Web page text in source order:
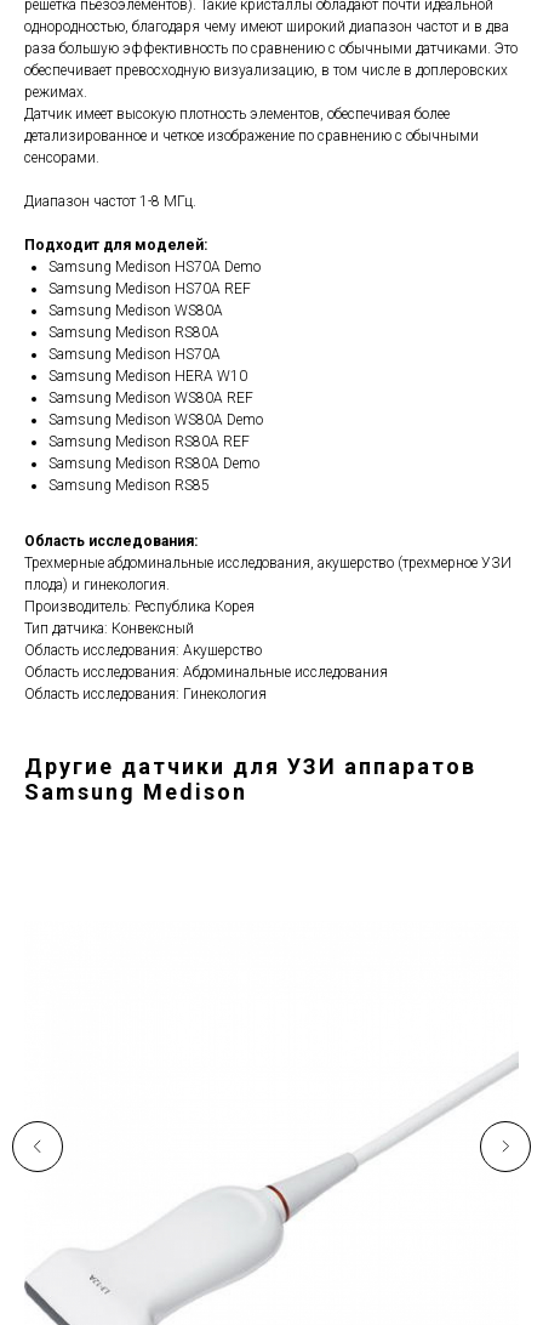
решетка пьезоэлементов). Такие кристаллы обладают почти идеальной
однородностью, благодаря чему имеют широкий диапазон частот и в два
раза большую эффективность по сравнению с обычными датчиками. Это
обеспечивает превосходную визуализацию, в том числе в доплеровских
режимах.
Датчик имеет высокую плотность элементов, обеспечивая более
детализированное и четкое изображение по сравнению с обычными
сенсорами.
Диапазон частот 1-8 МГц.
Подходит для моделей:
Samsung Medison HS70A Demo
Samsung Medison HS70A REF
Samsung Medison WS80A
Samsung Medison RS80A
Samsung Medison HS70A
Samsung Medison HERA W10
Samsung Medison WS80A REF
Samsung Medison WS80A Demo
Samsung Medison RS80A REF
Samsung Medison RS80A Demo
Samsung Medison RS85
Область исследования:
Трехмерные абдоминальные исследования, акушерство (трехмерное УЗИ
плода) и гинекология.
Производитель: Республика Корея
Тип датчика: Конвексный
Область исследования: Акушерство
Область исследования: Абдоминальные исследования
Область исследования: Гинекология
Другие датчики для УЗИ аппаратов
Samsung Medison